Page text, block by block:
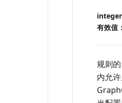
有效值
规则
内允